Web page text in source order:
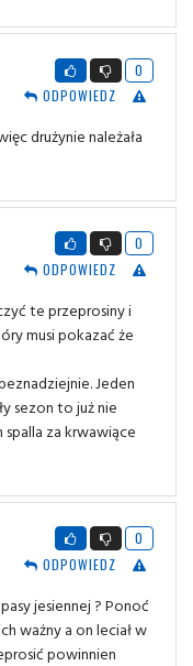
0
ODPOWIEDZ
drużynie należała
0
ODPOWIEDZ
te przeprosiny i
musi pokazać że
Jeden
sezon to już nie
za krwawiące
0
ODPOWIEDZ
jesiennej ? Ponoć
ważny a on leciał w
powinnien